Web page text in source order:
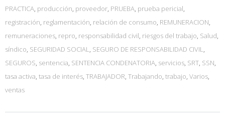
PRACTICA, producción, proveedor, PRUEBA, prueba pericial,
registración, reglamentación, relación de consumo, REMUNERACION,
remuneraciones, repro, responsabilidad civil, riesgos del trabajo, Salud,
síndico, SEGURIDAD SOCIAL, SEGURO DE RESPONSABILIDAD CIVIL,
SEGUROS, sentencia, SENTENCIA CONDENATORIA, servicios, SRT, SSN,
tasa activa, tasa de interés, TRABAJADOR, Trabajando, trabajo, Varios,
ventas